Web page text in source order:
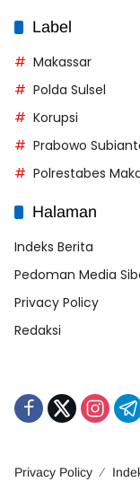
Label
Makassar
Polda Sulsel
Korupsi
Prabowo
Polrestabes
Halaman
Indeks Berita
Pedoman Media
Privacy Policy
Redaksi
Privacy Policy